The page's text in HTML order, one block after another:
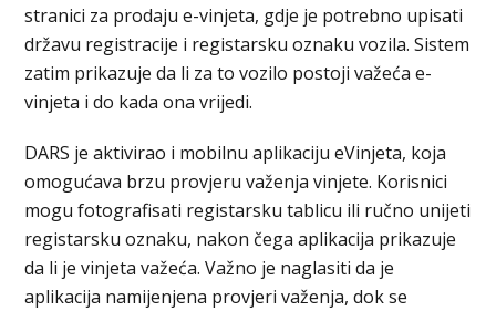
stranici za prodaju e-vinjeta, gdje je potrebno upisati
državu registracije i registarsku oznaku vozila. Sistem
zatim prikazuje da li za to vozilo postoji važeća e-
vinjeta i do kada ona vrijedi.
DARS je aktivirao i mobilnu aplikaciju eVinjeta, koja
omogućava brzu provjeru važenja vinjete. Korisnici
mogu fotografisati registarsku tablicu ili ručno unijeti
registarsku oznaku, nakon čega aplikacija prikazuje
da li je vinjeta važeća. Važno je naglasiti da je
aplikacija namijenjena provjeri važenja, dok se